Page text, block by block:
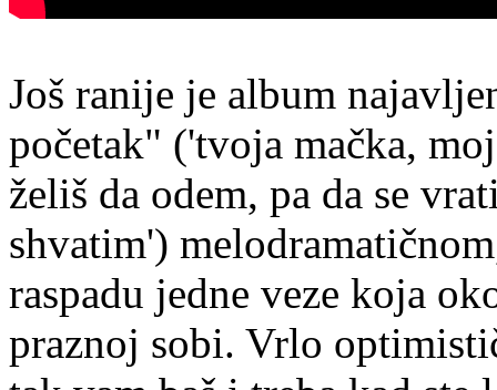
Još ranije je album
početak" ('tvoja mačka,
želiš da odem, pa da se
shvatim')
raspadu jedne veze koja
praznoj sobi. Vrlo